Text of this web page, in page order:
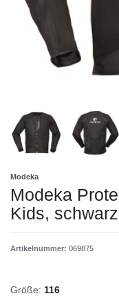
Modeka
Modeka
Kids, schwarz
Artikelnummer: 069875
Größe: 116